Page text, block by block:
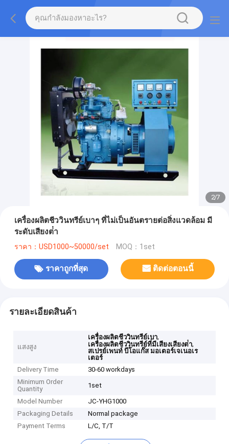
2/7
เครื่องผลิตชีววินทรีย์เบาๆ ที่ไม่เป็นอันตรายต่อสิ่งแวดล้อม มี
ระดับเสียงต่ํา
ราคา：USD1000~50000/set MOQ：1set
ราคาถูกที่สุด ติดต่อตอนนี้
รายละเอียดสินค้า
แสงสูง
เครื่องผลิตชีววินทรีย์เบา,
เครื่องผลิตชีววินทรีย์ที่มีเสียงเสียงต่ํา,
สเปรย์เพนท์ บีโอแก๊ส มอเตอร์เจเนอเร
เตอร์
Delivery Time
30-60 workdays
Minimum Order
Quantity
1set
Model Number
JC-YHG1000
Packaging Details
Normal package
Payment Terms
L/C, T/T